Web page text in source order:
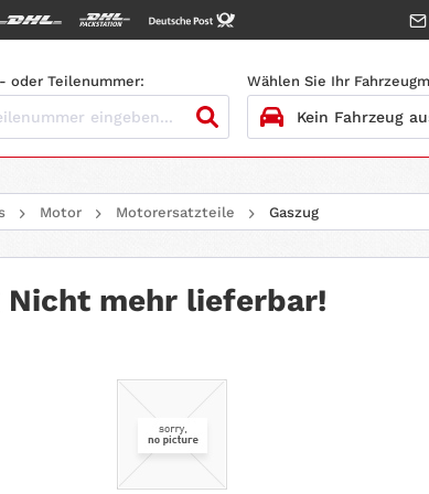
oder Teilenummer: Wählen Sie Ihr
2. MODELL
3. BAUJAHR
Motor Motorersatzteile Gaszug
Nicht mehr lieferbar!